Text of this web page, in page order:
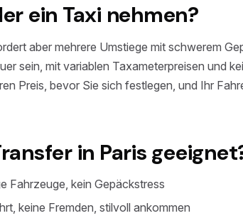
ein Taxi nehmen?
aber mehrere Umstiege mit schwerem
sein, mit variablen Taxameterpreisen und
Preis, bevor Sie sich festlegen, und Ihr
in Paris
Fahrzeuge, kein Gepäckstress
keine Fremden, stilvoll ankommen